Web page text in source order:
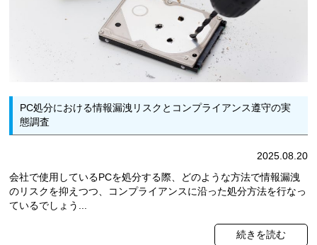
PC処分における情報漏洩リスクとコンプライアンス遵守の実
態調査
2025.08.20
会社で使用しているPCを処分する際、どのような方法で情報漏洩
のリスクを抑えつつ、コンプライアンスに沿った処分方法を行なっ
ているでしょう...
続きを読む